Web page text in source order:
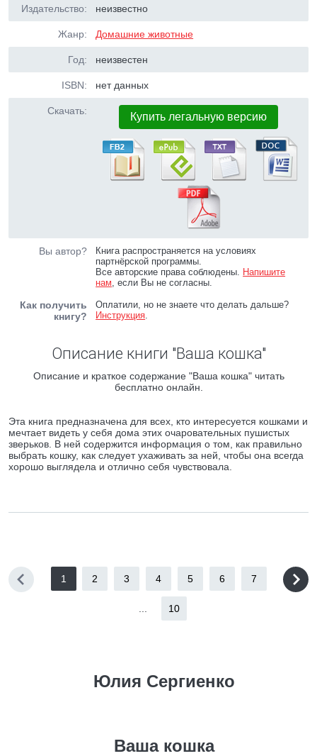
Издательство: неизвестно
Жанр: Домашние животные
Год: неизвестен
ISBN: нет данных
Скачать: Купить легальную версию
Вы автор?
Книга распространяется на условиях
партнёрской программы.
Все авторские права соблюдены. Напишите
нам, если Вы не согласны.
Как получить
книгу?
Оплатили, но не знаете что делать дальше?
Инструкция.
Описание книги "Ваша кошка"
Описание и краткое содержание "Ваша кошка" читать
бесплатно онлайн.
Эта книга предназначена для всех, кто интересуется кошками и
мечтает видеть у себя дома этих очаровательных пушистых
зверьков. В ней содержится информация о том, как правильно
выбрать кошку, как следует ухаживать за ней, чтобы она всегда
хорошо выглядела и отлично себя чувствовала.
1 2 3 4 5 6 7
10
Юлия Сергиенко
Ваша кошка